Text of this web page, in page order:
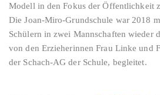
Modell in den Fokus der Öffentlichkeit
Die Joan-Miro-Grundschule war 2018
Schülern in zwei Mannschaften wieder
von den Erzieherinnen Frau Linke und
der Schach-AG der Schule, begleitet.